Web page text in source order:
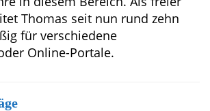
Thomas seit nun rund zehn
für verschiedene
Online-Portale.